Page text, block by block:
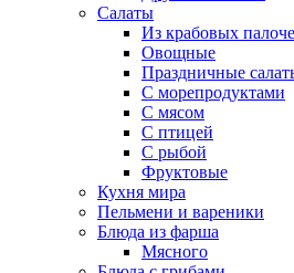
Салаты
Из крабовых
Овощные
Праздничные
С морепродуктами
С мясом
С птицей
С рыбой
Фруктовые
Кухня мира
Пельмени и вареники
Блюда из фарша
Мясного